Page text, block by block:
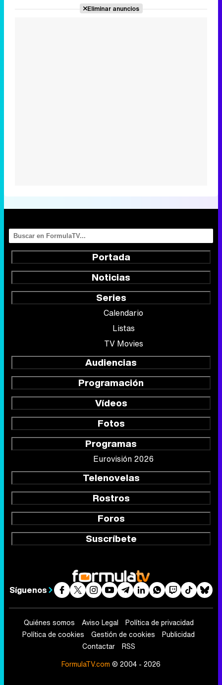
Eliminar anuncios
Portada
Noticias
Series
Calendario
Listas
TV Movies
Audiencias
Programación
Vídeos
Fotos
Programas
Eurovisión 2026
Telenovelas
Rostros
Foros
Suscríbete
Síguenos
Quiénes somos Aviso Legal
Política de privacidad
Política de cookies
Gestión de cookies
Publicidad
Contactar
RSS
FormulaTV.com © 2004 - 2026